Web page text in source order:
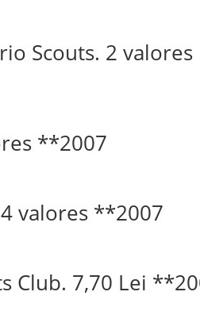
Scouts. 2 valores
**2007
valores **2007
Club. 7,70 Lei